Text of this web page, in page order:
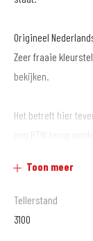
Origineel
Zeer fraaie
bekijken.
Het betreft hier
nog BTW terug
Nog
Toon meer
Tellerstand
3100